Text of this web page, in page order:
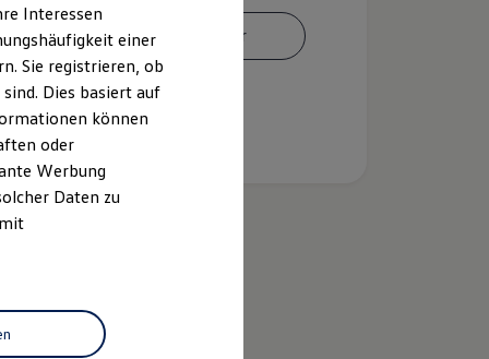
Ansprechpartner
Interessen
einer
Sie registrieren, ob
Dies basiert auf
können
oder
Werbung
Daten zu